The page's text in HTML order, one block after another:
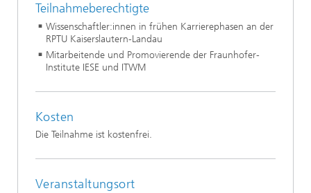
Teilnahmeberechtigte
Wissenschaftler:innen in frühen Karrierephasen an der
RPTU Kaiserslautern-Landau
Mitarbeitende und Promovierende der Fraunhofer-
Institute IESE und ITWM
Kosten
Die Teilnahme ist kostenfrei.
Veranstaltungsort